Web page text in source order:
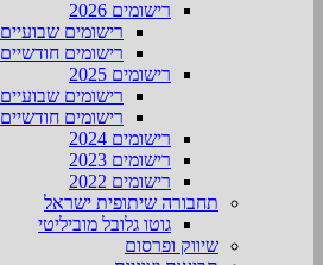
רישומים 2026
רישומים שבועיים 2026
רישומים חודשיים 2026
רישומים 2025
רישומים שבועיים 2025
רישומים חודשיים 2025
רישומים 2024
רישומים 2023
רישומים 2022
תחבורה שיתופית ישראל
גוטו גלובל מוביליטי
שיווק ופרסום